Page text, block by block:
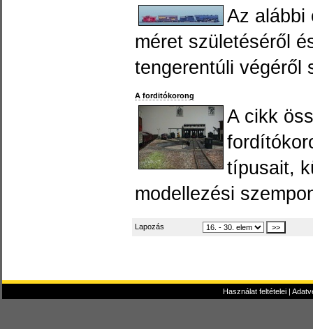
Az alábbi
méret születéséről
tengerentúli végéről
A forditókorong
A cikk
típusait,
modellezési
Lapozás
Használat feltételei|